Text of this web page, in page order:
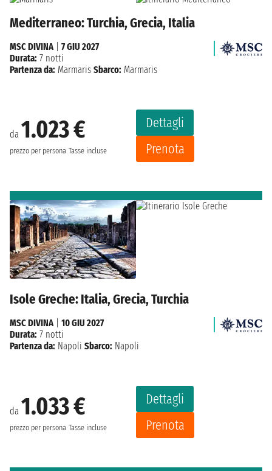
Mediterraneo: Turchia, Grecia, Italia
da 1.023 €
prezzo per persona Tasse incluse
Dettagli
Prenota
MSC DIVINA| 7 GIU 2027
Durata: 7 notti
Partenza da: Marmaris Sbarco: Marmaris
Isole Greche: Italia, Grecia, Turchia
da 1.033 €
prezzo per persona Tasse incluse
Dettagli
Prenota
MSC DIVINA| 10 GIU 2027
Durata: 7 notti
Partenza da: Napoli Sbarco: Napoli